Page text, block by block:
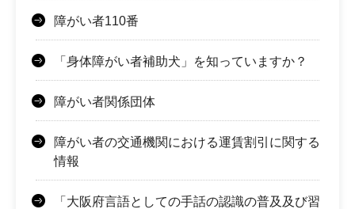
障がい者110番
「身体障がい者補助犬」を知っていますか？
障がい者関係団体
障がい者の交通機関における運賃割引に関する
情報
「大阪府言語としての手話の認識の普及及び習